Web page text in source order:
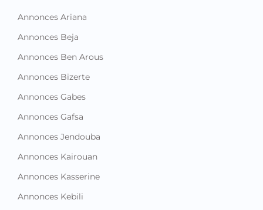
Annonces Ariana
Annonces Beja
Annonces Ben Arous
Annonces Bizerte
Annonces Gabes
Annonces Gafsa
Annonces Jendouba
Annonces Kairouan
Annonces Kasserine
Annonces Kebili